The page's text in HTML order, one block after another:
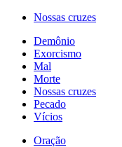
Nossas cruzes
Demônio
Exorcismo
Mal
Morte
Nossas cruzes
Pecado
Vícios
Oração